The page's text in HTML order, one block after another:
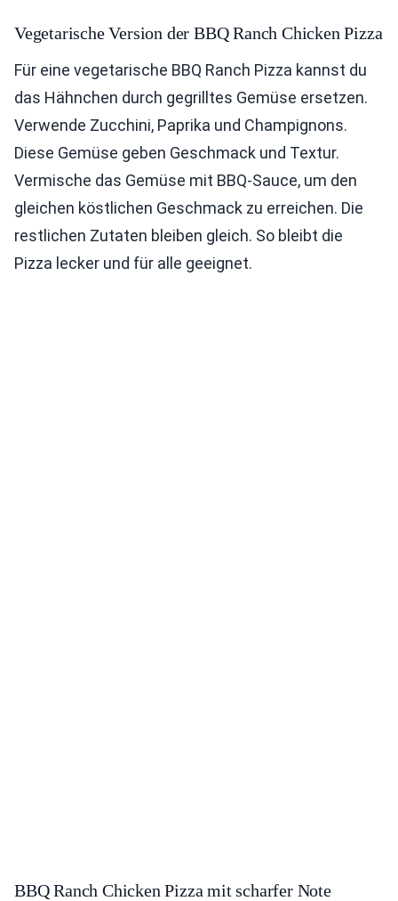
Vegetarische Version der BBQ Ranch Chicken Pizza
Für eine vegetarische BBQ Ranch Pizza kannst du
das Hähnchen durch gegrilltes Gemüse ersetzen.
Verwende Zucchini, Paprika und Champignons.
Diese Gemüse geben Geschmack und Textur.
Vermische das Gemüse mit BBQ-Sauce, um den
gleichen köstlichen Geschmack zu erreichen. Die
restlichen Zutaten bleiben gleich. So bleibt die
Pizza lecker und für alle geeignet.
BBQ Ranch Chicken Pizza mit scharfer Note